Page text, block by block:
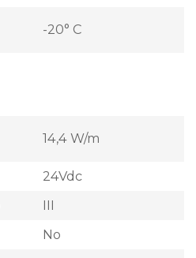
-20° C
14,4 W/m
24Vdc
III
No